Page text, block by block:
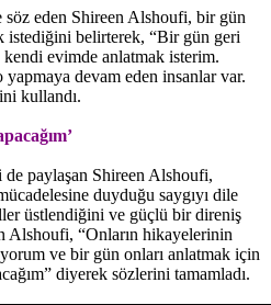
eden Shireen Alshoufi, bir gün
istediğini belirterek, “Bir gün geri
evimde anlatmak isterim.
yapmaya devam eden insanlar var.
kullandı.
paylaşan Shireen Alshoufi,
duyduğu saygıyı dile
üstlendiğini ve güçlü bir direniş
Alshoufi, “Onların hikayelerinin
ve bir gün onları anlatmak için
diyerek sözlerini tamamladı.